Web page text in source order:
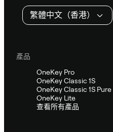
繁體中文（香港）
產品
OneKey Pro
OneKey Classic 1S
OneKey Classic 1S Pure
OneKey Lite
查看所有產品